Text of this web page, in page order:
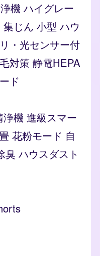
機 ハイグレー
じん 小型 ハウ
・光センサー付
対策 静電HEPA
ド
機 進級スマー
花粉モード 自
ハウスダスト